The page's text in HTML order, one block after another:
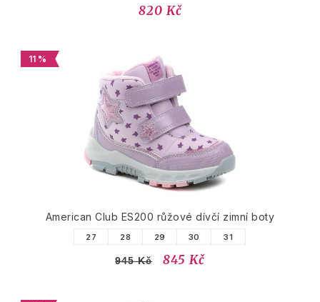
820 Kč
11 %
American Club ES200 růžové dívčí zimní boty
27 28 29 30 31
945 Kč 845 Kč